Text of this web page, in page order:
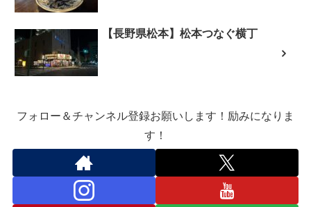
【長野県松本】松本つなぐ横丁
フォロー＆チャンネル登録お願いします！励みになりま
す！